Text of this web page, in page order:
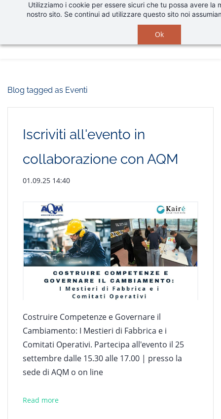
Utilizziamo i cookie per essere sicuri che tu possa avere la
nostro sito. Se continui ad utilizzare questo sito noi
Ok
content
Blog tagged as Eventi
Iscriviti all'evento in
collaborazione con AQM
01.09.25 14:40
Costruire Competenze e Governare il
Cambiamento: I Mestieri di Fabbrica e i
Comitati Operativi. Partecipa all'evento il 25
settembre dalle 15.30 alle 17.00 | presso la
sede di AQM o on line
Read more